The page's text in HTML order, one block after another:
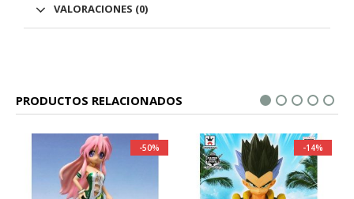
VALORACIONES (0)
PRODUCTOS RELACIONADOS
-14% -25%